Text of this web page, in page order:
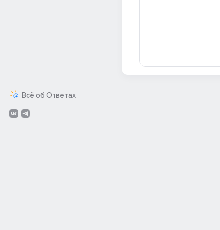
Всё об Ответах